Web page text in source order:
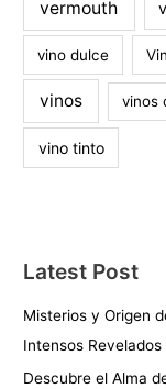
vermouth
vino dulce
vinos vinos
vino tinto
Latest Post
Misterios y Origen
Intensos Revelados
Descubre el Alma